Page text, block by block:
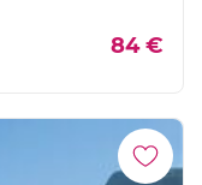
84 €